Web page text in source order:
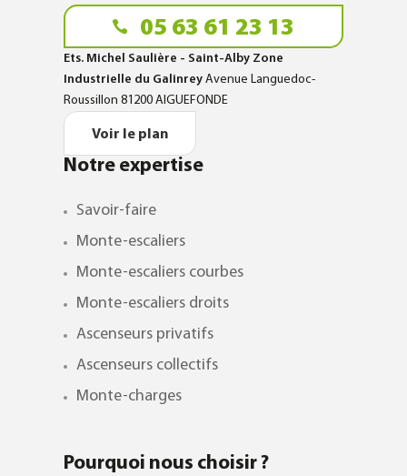
05 63 61 23 13
Ets. Michel Saulière - Saint-Alby Zone
Industrielle du Galinrey Avenue Languedoc-
Roussillon 81200 AIGUEFONDE
Voir le plan
Notre expertise
Savoir-faire
Monte-escaliers
Monte-escaliers courbes
Monte-escaliers droits
Ascenseurs privatifs
Ascenseurs collectifs
Monte-charges
Pourquoi nous choisir ?